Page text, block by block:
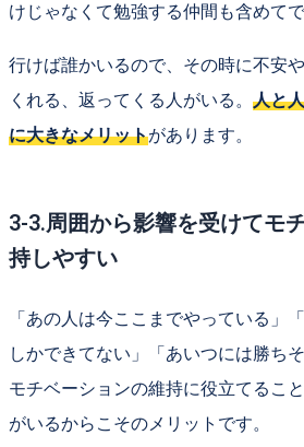
けじゃなくて勉強する仲間も含めてで
行けば誰かいるので、その時に不安
くれる、返ってくる人がいる。 人と
に大きなメリットがあります。
3-3.周囲から影響を受けてモ
持しやすい
「あの人は今ここまでやっている」
しかできてない」「あいつには勝ち
モチベーションの維持に役立てるこ
がいるからこそのメリットです。